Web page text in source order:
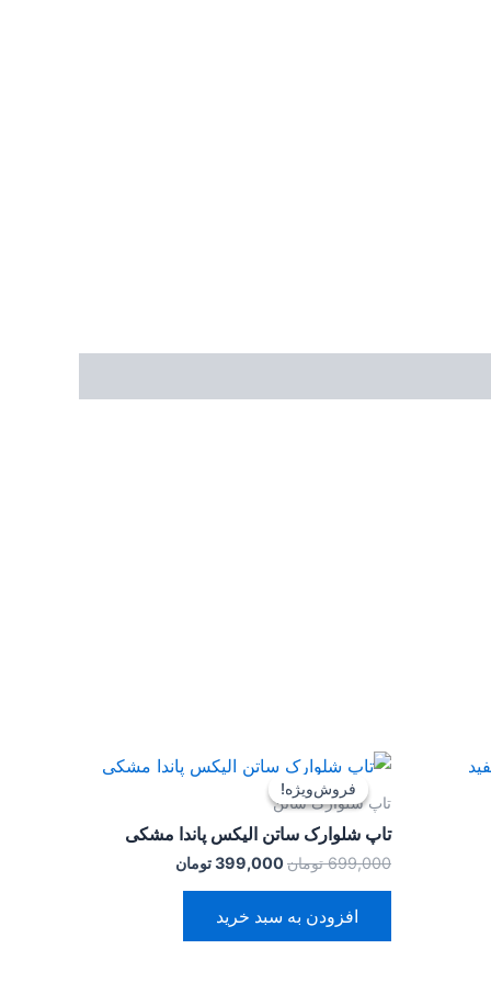
فروش‌ویژه!
فروش‌ویژه!
تاپ شلوارک ساتن
تاپ شلوارک ساتن الیکس پاندا مشکی
699,000 تومان
قیمت
اصلی:
بود.
399,000تومان
قیمت
فعلی:
افزودن به سبد خرید